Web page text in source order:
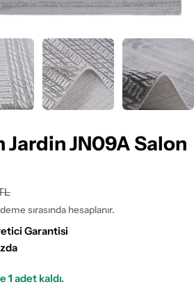
Jardin JN09A Salon
sırasında hesaplanır.
Garantisi
1 adet kaldı.